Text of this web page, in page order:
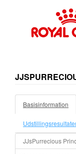
Basisinformation
JJsPurrecious